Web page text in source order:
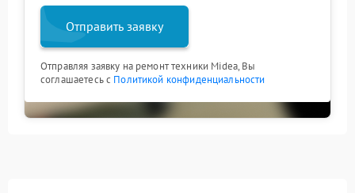
Отправить заявку
Отправляя заявку на ремонт техники Midea, Вы
соглашаетесь с Политикой конфиденциальности